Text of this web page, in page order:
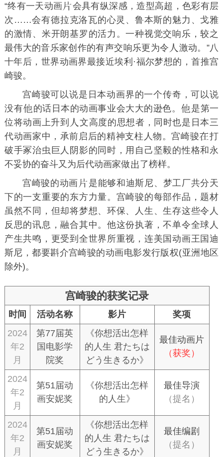
“终有一天动画
会具有纵深感，造型高超，色彩有层
次……会有德拉克洛瓦的心灵、鲁本斯的魅力、戈雅
的激情、米开朗基罗的活力。一种视觉交响乐，较之
最伟大的音乐家创作的有声交响乐更为令
激动。”八
十年后，世界动画界最接近埃利·福尔梦想的，首推宫
崎骏。
宫崎骏可以说是日本动画界的一个传奇，可以说
没有
的话日本的动画事业会大大的逊色。
是第一
位将动画上升到
文高度的思想者，同时也是日本三
代动画家中，承前启后的精神支柱人物。宫崎骏
打
破手冢治虫巨人阴影的同时，用自己坚毅的性格和永
不妥协的奋斗又为后代动画家做
了榜样。
宫崎骏的动画
是能够和迪斯尼、梦工厂共分天
下的一支重要的东方力量。宫崎骏的每部作品，题材
虽然不同，但却将梦想、环保、人生、生存这些令人
反思的讯息，融合其中。他这份执著，不单令全球人
产生共鸣，更受到全世界所重视，连美国动画王国迪
斯尼，都要斟介宫崎骏的动画电影发行版权(亚洲地区
除外)。
宫崎骏的获奖记录
时间 活动名称 影片
奖项
2024
年2
月
第77届英
国电影学
院奖
《你想活出怎样
的人生 君たちは
どう生きるか》
最佳动画片
（获奖）
2024
年2
月
第51届动
画安妮奖
《你想活出怎样
的人生》
最佳导演
（提名）
2024
年2
月
第51届动
画安妮奖
《你想活出怎样
的人生 君たちは
どう生きるか》
最佳编剧
（提名）